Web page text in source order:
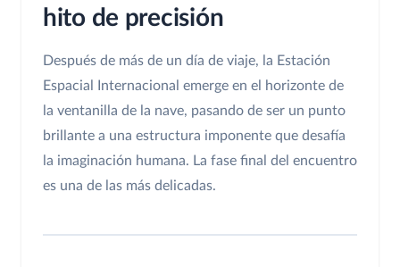
hito de precisión
Después de más de un día de viaje, la Estación
Espacial Internacional emerge en el horizonte de
la ventanilla de la nave, pasando de ser un punto
brillante a una estructura imponente que desafía
la imaginación humana. La fase final del encuentro
es una de las más delicadas.